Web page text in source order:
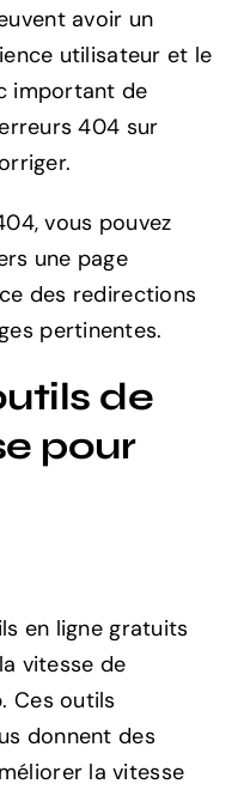
avoir un
utilisateur et le
important de
404 sur
vous pouvez
une page
des redirections
pertinentes.
de
pour
en ligne gratuits
vitesse de
Ces outils
donnent des
la vitesse